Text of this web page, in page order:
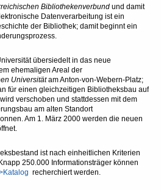
Bibliothekenverbund und damit
Datenverarbeitung ist ein
der Bibliothek; damit beginnt ein
übersiedelt in das neue
ehemaligen Areal der
Universitätam Anton-von-Webern-Platz;
für einen gleichzeitigen Bibliotheksbau auf
verschoben und stattdessen mit dem
am alten Standort
Am 1. März 2000 werden die neuen
ist nach einheitlichen Kriterien
250.000 Informationsträger können
recherchiert werden.